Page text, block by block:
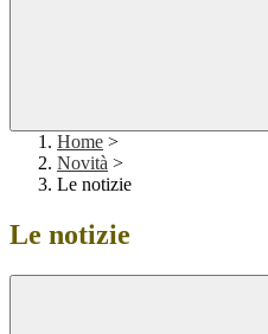
Home >
Novità >
Le notizie
Le notizie